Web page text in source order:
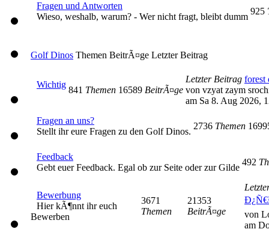
Fragen und Antworten
Wieso, weshalb, warum? - Wer nicht fragt, bleibt dumm
925
Golf Dinos Themen BeitrÃ¤ge Letzter Beitrag
Wichtig
841 Themen 16589 BeitrÃ¤ge
Letzter Beitrag forest
von vzyat zaym
am Sa 8. Aug 2026,
Fragen an uns?
Stellt ihr eure Fragen zu den Golf Dinos.
2736 Themen
Feedback
Gebt euer Feedback. Egal ob zur Seite oder zur Gilde
492
Bewerbung
Hier kÃ¶nnt ihr euch
Bewerben
3671
Themen
21353
BeitrÃ¤ge
von
am